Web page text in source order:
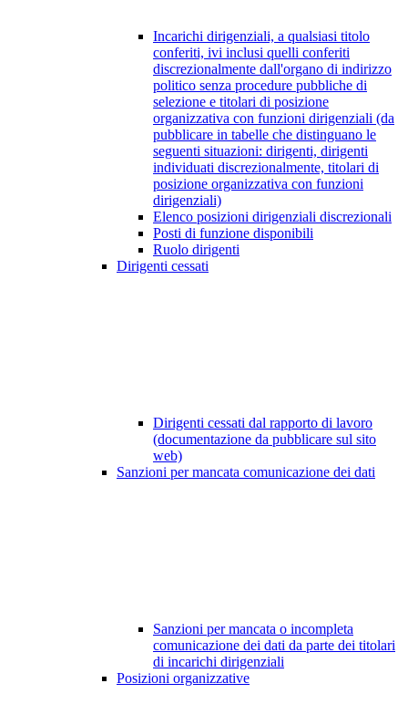
Incarichi dirigenziali, a qualsiasi titolo
conferiti, ivi inclusi quelli conferiti
discrezionalmente dall'organo di indirizzo
politico senza procedure pubbliche di
selezione e titolari di posizione
organizzativa con funzioni dirigenziali (da
pubblicare in tabelle che distinguano le
seguenti situazioni: dirigenti, dirigenti
individuati discrezionalmente, titolari di
posizione organizzativa con funzioni
dirigenziali)
Elenco posizioni dirigenziali discrezionali
Posti di funzione disponibili
Ruolo dirigenti
Dirigenti cessati
Dirigenti cessati dal rapporto di lavoro
(documentazione da pubblicare sul sito
web)
Sanzioni per mancata comunicazione dei dati
Sanzioni per mancata o incompleta
comunicazione dei dati da parte dei titolari
di incarichi dirigenziali
Posizioni organizzative